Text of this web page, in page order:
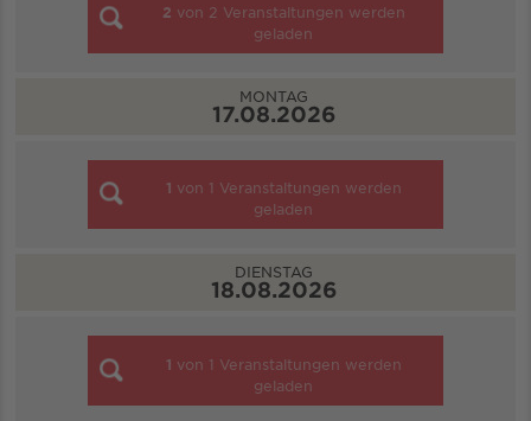
2 von 2 Veranstaltungen werden
geladen
MONTAG
17.08.2026
1 von 1 Veranstaltungen werden
geladen
DIENSTAG
18.08.2026
1 von 1 Veranstaltungen werden
geladen